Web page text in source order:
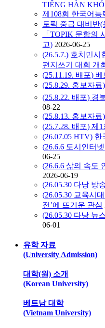
TIẾNG HÀN
제108회 한국어능
토픽 중급 대비반
「TOPIK 문항의
고) 2026-06-25
(26.5.7.) 호치민
편지쓰기 대회 개
(25.11.19. 배포)
(25.8.29. 홍보자
(25.8.22. 배포) 경
08-22
(25.8.13. 홍보자
(25.7.28. 배포) 제
(26.07.05 HTV)
(26.6.6 도시인터
06-25
(26.6.6 삶의 속도
2026-06-19
(26.05.30 다낭 방
(26.05.30 교육시
전’에 뜨거운 관심
(26.05.30 다낭 뉴
06-01
유학 자료
(University Admission)
대학(원) 소개
(Korean University)
베트남 대학
(Vietnam University)